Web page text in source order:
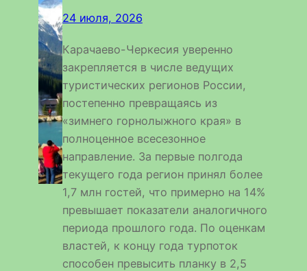
24 июля, 2026
Карачаево-Черкесия уверенно
закрепляется в числе ведущих
туристических регионов России,
постепенно превращаясь из
«зимнего горнолыжного края» в
полноценное всесезонное
направление. За первые полгода
текущего года регион принял более
1,7 млн гостей, что примерно на 14%
превышает показатели аналогичного
периода прошлого года. По оценкам
властей, к концу года турпоток
способен превысить планку в 2,5